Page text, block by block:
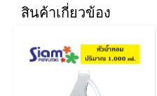
สินค้าเกี่ยวข้อง